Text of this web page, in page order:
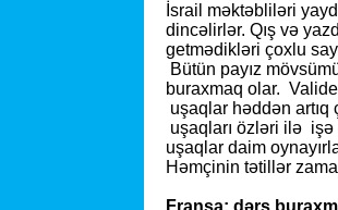
İsrail məktəbliləri
dincəlirlər. Qış və
getmədikləri çoxlu
Bütün payız
buraxmaq olar.
uşaqlar həddən
uşaqları özləri ilə
uşaqlar daim
Həmçinin tətillər
Fransa: dərs